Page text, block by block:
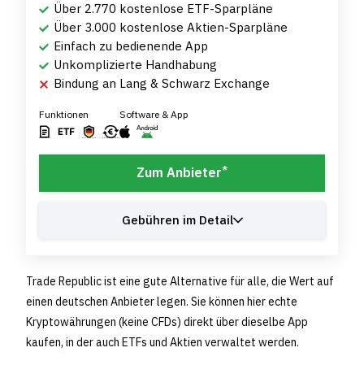
Über 2.770 kostenlose ETF-Sparpläne
Über 3.000 kostenlose Aktien-Sparpläne
Einfach zu bedienende App
Unkomplizierte Handhabung
Bindung an Lang & Schwarz Exchange
Funktionen Software & App
Zum Anbieter*
Gebühren im Detail
Trade Republic ist eine gute Alternative für alle, die Wert auf
einen deutschen Anbieter legen. Sie können hier echte
Kryptowährungen (keine CFDs) direkt über dieselbe App
kaufen, in der auch ETFs und Aktien verwaltet werden.